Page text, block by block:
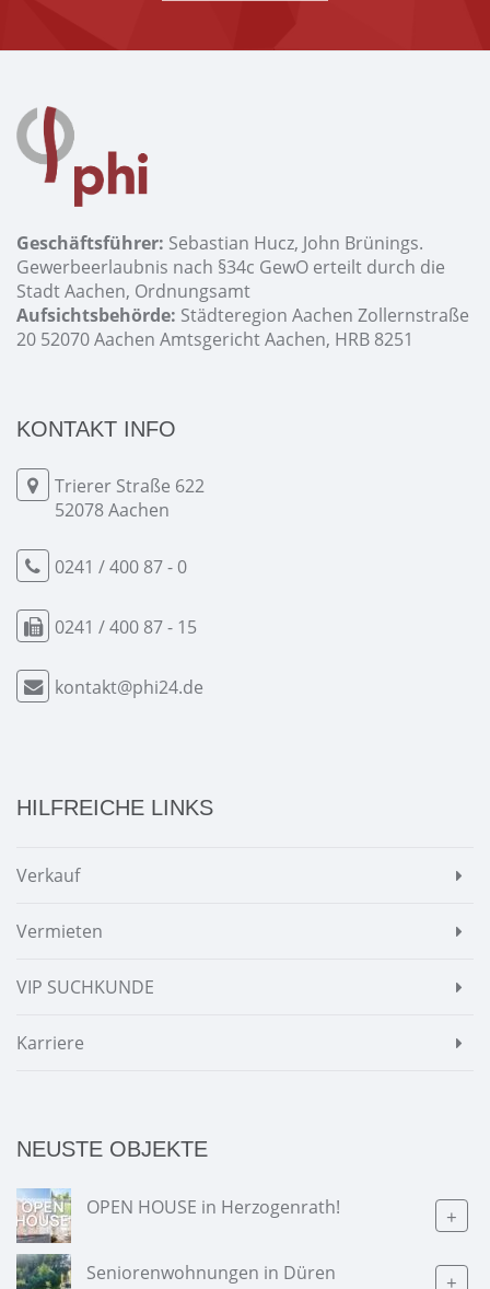
Geschäftsführer: Sebastian Hucz, John Brünings.
Gewerbeerlaubnis nach §34c GewO erteilt durch die
Stadt Aachen, Ordnungsamt
Aufsichtsbehörde: Städteregion Aachen Zollernstraße
20 52070 Aachen Amtsgericht Aachen, HRB 8251
KONTAKT INFO
Trierer Straße 622
52078 Aachen
0241 / 400 87 - 0
0241 / 400 87 - 15
kontakt@phi24.de
HILFREICHE LINKS
Verkauf
Vermieten
VIP SUCHKUNDE
Karriere
NEUSTE OBJEKTE
OPEN HOUSE in Herzogenrath! +
Seniorenwohnungen in Düren
+